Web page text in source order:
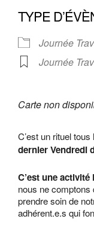
TYPE
Journée
Journée
Carte non
C’est un rituel
dernier Vendredi
C’est une
nous ne
prendre soin de
adhérent.e.s qui